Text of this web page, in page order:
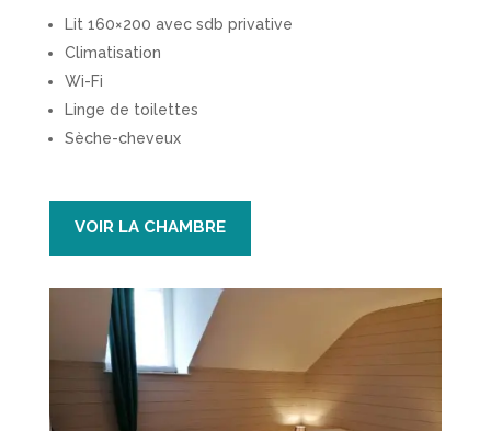
Lit 160×200 avec sdb privative
Climatisation
Wi-Fi
Linge de toilettes
Sèche-cheveux
VOIR LA CHAMBRE